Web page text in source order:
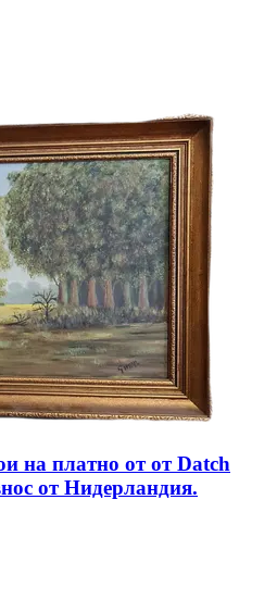
на платно от от Datch
от Нидерландия.